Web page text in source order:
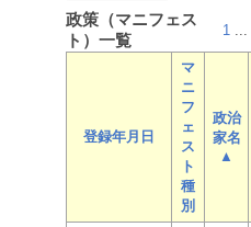
政策（マニフェス
ト）一覧
1 ...
登録年月日
マ
ニ
フ
ェ
ス
ト
種
別
政治
家名
▲